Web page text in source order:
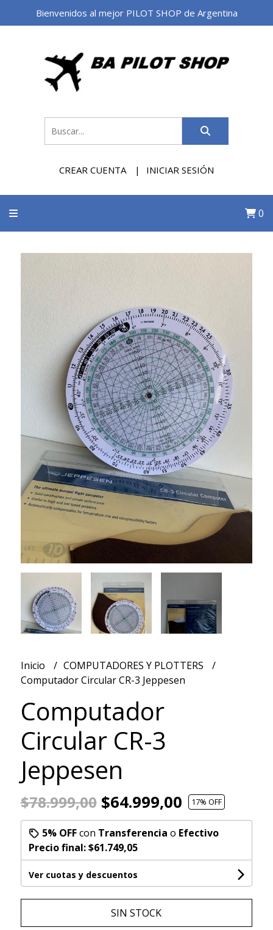
Bienvenidos al mejor PILOT SHOP de Argentina
CREAR CUENTA INICIAR SESIÓN
0
Inicio
COMPUTADORES Y PLOTTERS
Computador Circular CR-3 Jeppesen
Computador
Circular CR-3
Jeppesen
$78.999,00$64.999,00 17% OFF
5% OFFcon Transferencia o Efectivo
Precio final:$61.749,05
Ver cuotas y descuentos
SIN STOCK